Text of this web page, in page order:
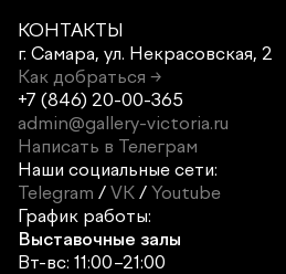
КОНТАКТЫ
г. Самара, ул. Некрасовская, 2
Как добраться →
+7 (846) 20-00-365
admin@gallery-victoria.ru
Написать в Телеграм
Наши социальные сети:
Telegram / VK / Youtube
График работы:
Выставочные залы
Вт-вс: 11:00–21:00